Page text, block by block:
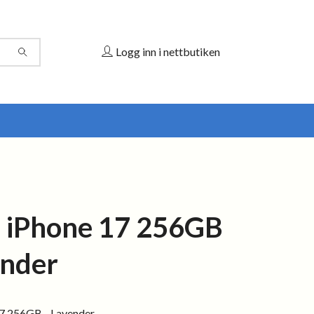
Logg inn i nettbutiken
17 256GB